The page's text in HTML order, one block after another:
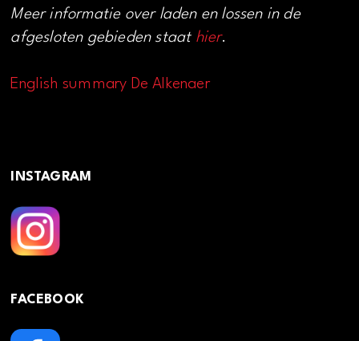
Meer informatie over laden en lossen in de
afgesloten gebieden staat hier.
English summary De Alkenaer
INSTAGRAM
FACEBOOK